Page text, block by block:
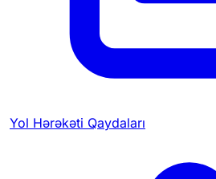
Yol Hərəkəti Qaydaları